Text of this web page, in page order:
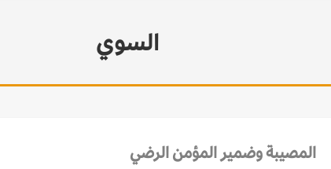
السوي
المصيبة وضمير المؤمن الرضي